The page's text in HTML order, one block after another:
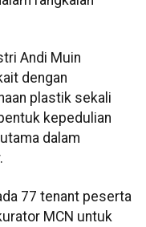
Andi Muin
dengan
plastik sekali
kepedulian
dalam
77 tenant peserta
MCN untuk